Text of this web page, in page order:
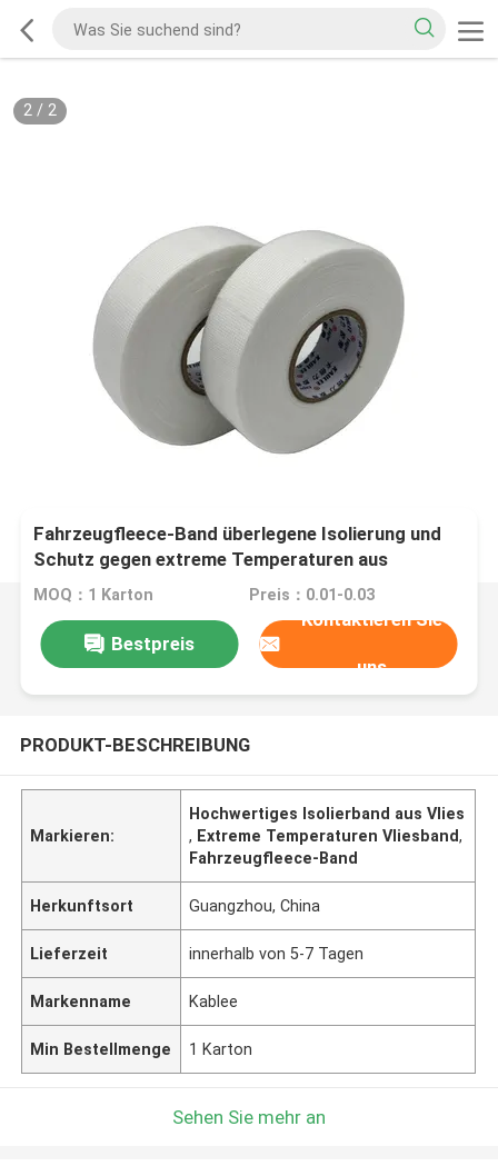
2/ 2
Fahrzeugfleece-Band überlegene Isolierung und
Schutz gegen extreme Temperaturen aus
speziellen nicht gewebten Stoffen
MOQ：1 Karton Preis：0.01-0.03
Bestpreis
Kontaktieren Sie
uns
PRODUKT-BESCHREIBUNG
Markieren:
Hochwertiges Isolierband aus Vlies
, Extreme Temperaturen Vliesband,
Fahrzeugfleece-Band
Herkunftsort Guangzhou, China
Lieferzeit innerhalb von 5-7 Tagen
Markenname Kablee
Min Bestellmenge 1 Karton
Sehen Sie mehr an